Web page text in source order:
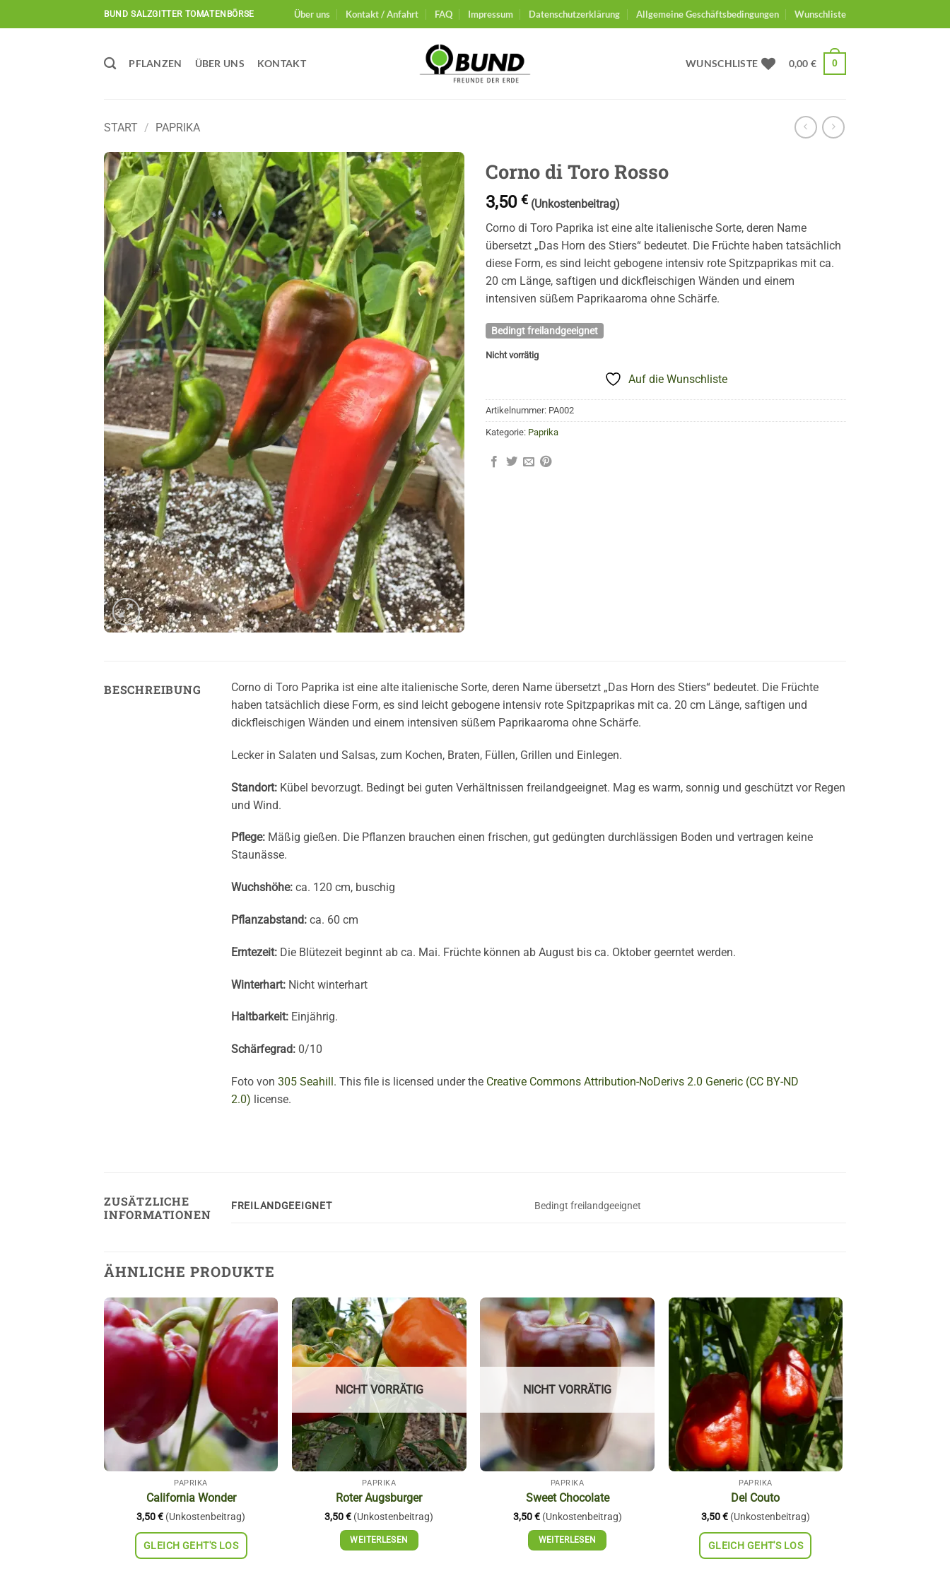
Inhalt
BUND SALZGITTER TOMATENBÖRSE Über uns Kontakt / Anfahrt FAQ Impressum Datenschutzerklärung Allgemeine Geschäftsbedingungen Wunschliste
PFLANZEN ÜBER UNS KONTAKT WUNSCHLISTE 0,00€ 0
START / PAPRIKA
Auf die
Wunschliste
Corno di Toro Rosso
3,50 € (Unkostenbeitrag)
Corno di Toro Paprika ist eine alte italienische Sorte, deren Name
übersetzt „Das Horn des Stiers“ bedeutet. Die Früchte haben tatsächlich
diese Form, es sind leicht gebogene intensiv rote Spitzpaprikas mit ca.
20 cm Länge, saftigen und dickfleischigen Wänden und einem
intensiven süßem Paprikaaroma ohne Schärfe.
Bedingt freilandgeeignet
Nicht vorrätig
Auf die Wunschliste
Artikelnummer: PA002
Kategorie: Paprika
BESCHREIBUNG
Corno di Toro Paprika ist eine alte italienische Sorte, deren Name übersetzt „Das Horn des Stiers“ bedeutet. Die Früchte
haben tatsächlich diese Form, es sind leicht gebogene intensiv rote Spitzpaprikas mit ca. 20 cm Länge, saftigen und
dickfleischigen Wänden und einem intensiven süßem Paprikaaroma ohne Schärfe.
Lecker in Salaten und Salsas, zum Kochen, Braten, Füllen, Grillen und Einlegen.
Standort: Kübel bevorzugt. Bedingt bei guten Verhältnissen freilandgeeignet. Mag es warm, sonnig und geschützt vor Regen
und Wind.
Pflege: Mäßig gießen. Die Pflanzen brauchen einen frischen, gut gedüngten durchlässigen Boden und vertragen keine
Staunässe.
Wuchshöhe: ca. 120 cm, buschig
Pflanzabstand: ca. 60 cm
Erntezeit: Die Blütezeit beginnt ab ca. Mai. Früchte können ab August bis ca. Oktober geerntet werden.
Winterhart: Nicht winterhart
Haltbarkeit: Einjährig.
Schärfegrad: 0/10
Foto von 305 Seahill. This file is licensed under the Creative Commons Attribution-NoDerivs 2.0 Generic (CC BY-ND
2.0) license.
ZUSÄTZLICHE
INFORMATIONEN
FREILANDGEEIGNET Bedingt freilandgeeignet
ÄHNLICHE PRODUKTE
Auf die
Wunschliste
PAPRIKA
California Wonder
3,50€ (Unkostenbeitrag)
GLEICH GEHT'S LOS
Auf die
Wunschliste
NICHT VORRÄTIG
PAPRIKA
Roter Augsburger
3,50€ (Unkostenbeitrag)
WEITERLESEN
Auf die
Wunschliste
NICHT VORRÄTIG
PAPRIKA
Sweet Chocolate
3,50€(Unkostenbeitrag)
WEITERLESEN
Auf die
Wunschliste
PAPRIKA
Del Couto
3,50€(Unkostenbeitrag)
GLEICH GEHT'S LOS